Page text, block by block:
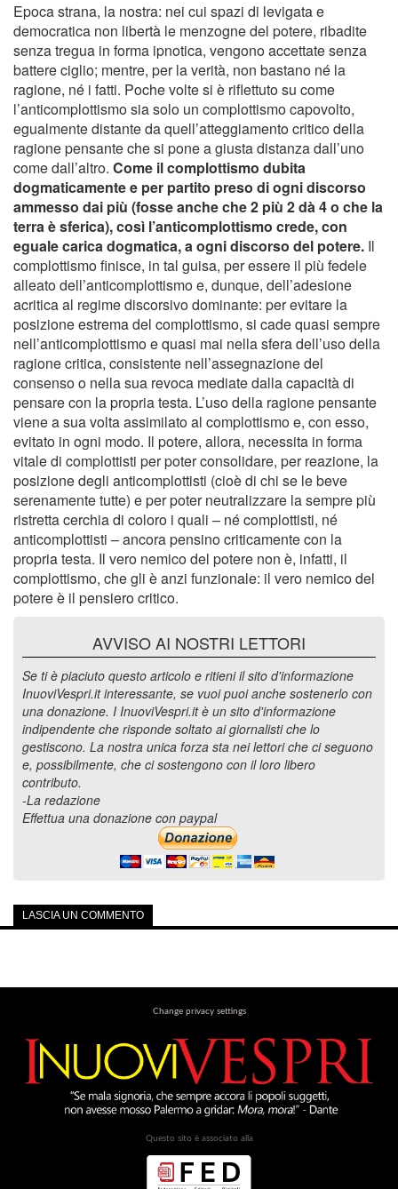
Epoca strana, la nostra: nei cui spazi di levigata e
democratica non libertà le menzogne del potere, ribadite
senza tregua in forma ipnotica, vengono accettate senza
battere ciglio; mentre, per la verità, non bastano né la
ragione, né i fatti. Poche volte si è riflettuto su come
l’anticomplottismo sia solo un complottismo capovolto,
egualmente distante da quell’atteggiamento critico della
ragione pensante che si pone a giusta distanza dall’uno
come dall’altro. Come il complottismo dubita
dogmaticamente e per partito preso di ogni discorso
ammesso dai più (fosse anche che 2 più 2 dà 4 o che la
terra è sferica), così l’anticomplottismo crede, con
eguale carica dogmatica, a ogni discorso del potere. Il
complottismo finisce, in tal guisa, per essere il più fedele
alleato dell’anticomplottismo e, dunque, dell’adesione
acritica al regime discorsivo dominante: per evitare la
posizione estrema del complottismo, si cade quasi sempre
nell’anticomplottismo e quasi mai nella sfera dell’uso della
ragione critica, consistente nell’assegnazione del
consenso o nella sua revoca mediate dalla capacità di
pensare con la propria testa. L’uso della ragione pensante
viene a sua volta assimilato al complottismo e, con esso,
evitato in ogni modo. Il potere, allora, necessita in forma
vitale di complottisti per poter consolidare, per reazione, la
posizione degli anticomplottisti (cioè di chi se le beve
serenamente tutte) e per poter neutralizzare la sempre più
ristretta cerchia di coloro i quali – né complottisti, né
anticomplottisti – ancora pensino criticamente con la
propria testa. Il vero nemico del potere non è, infatti, il
complottismo, che gli è anzi funzionale: il vero nemico del
potere è il pensiero critico.
AVVISO AI NOSTRI LETTORI
Se ti è piaciuto questo articolo e ritieni il sito d'informazione
InuoviVespri.it interessante, se vuoi puoi anche sostenerlo con
una donazione. I InuoviVespri.it è un sito d'informazione
indipendente che risponde soltato ai giornalisti che lo
gestiscono. La nostra unica forza sta nei lettori che ci seguono
e, possibilmente, che ci sostengono con il loro libero
contributo.
-La redazione
Effettua una donazione con paypal
LASCIA UN COMMENTO
Change privacy settings
Questo sito è associato alla